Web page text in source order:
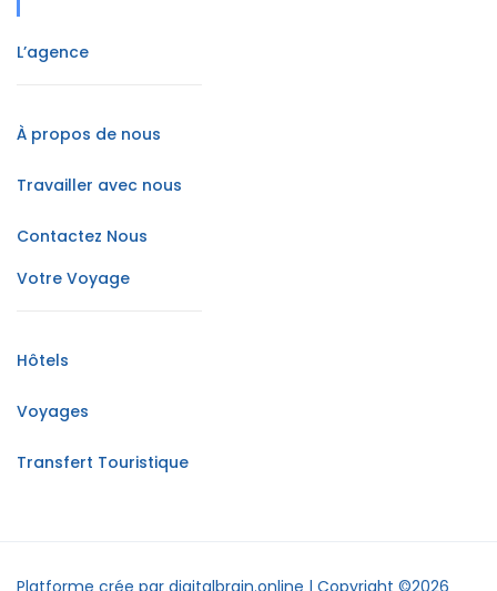
L’agence
À propos de nous
Travailler avec nous
Contactez Nous
Votre Voyage
Hôtels
Voyages
Transfert Touristique
Platforme crée par digitalbrain.online | Copyright ©2026